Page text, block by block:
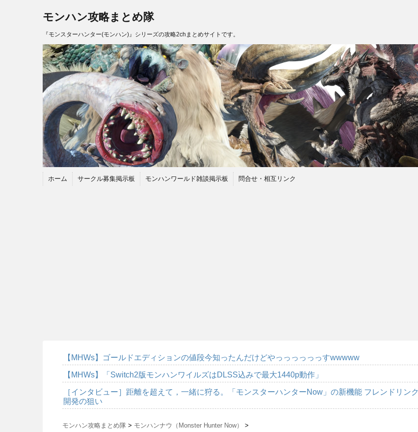
モンハン攻略まとめ隊
『モンスターハンター(モンハン)』シリーズの攻略2chまとめサイトです。
ホーム サークル募集掲示板 モンハンワールド雑談掲示板 問合せ・相互リンク
【MHWs】ゴールドエディションの値段今知ったんだけどやっっっっっっすwwwww
【MHWs】「Switch2版モンハンワイルズはDLSS込みで最大1440p動作」
［インタビュー］距離を超えて，一緒に狩る。「モンスターハンターNow」の新機能 フレンドリンク
開発の狙い
モンハン攻略まとめ隊 > モンハンナウ（Monster Hunter Now） >